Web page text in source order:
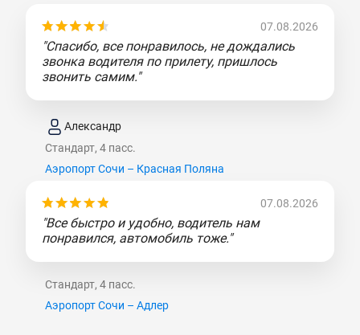
07.08.2026
"Спасибо, все понравилось, не дождались
звонка водителя по прилету, пришлось
звонить самим."
Александр
Стандарт, 4 пасс.
Аэропорт Сочи – Красная Поляна
07.08.2026
"Все быстро и удобно, водитель нам
понравился, автомобиль тоже."
Стандарт, 4 пасс.
Аэропорт Сочи – Адлер